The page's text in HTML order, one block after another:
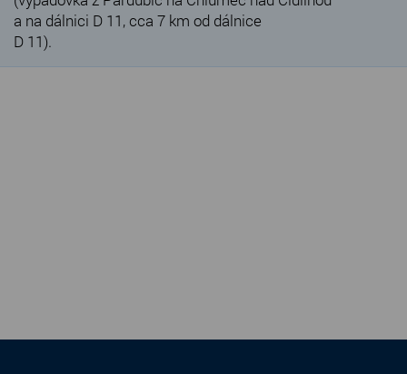
a na dálnici D 11, cca 7 km od dálnice
D 11).